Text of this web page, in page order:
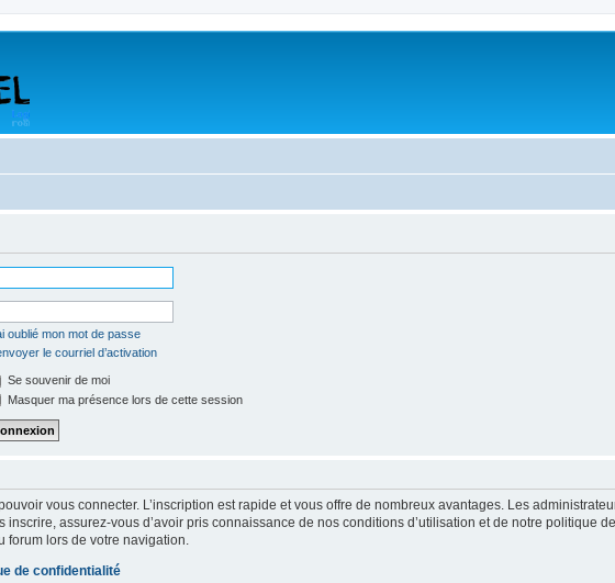
oublié mon mot de passe
le courriel d’activation
Se souvenir de moi
Masquer ma présence lors de cette session
vous connecter. L’inscription est rapide et vous offre de nombreux avantages. Les
inscrire, assurez-vous d’avoir pris connaissance de nos conditions d’utilisation et de notre politique
forum lors de votre navigation.
de confidentialité